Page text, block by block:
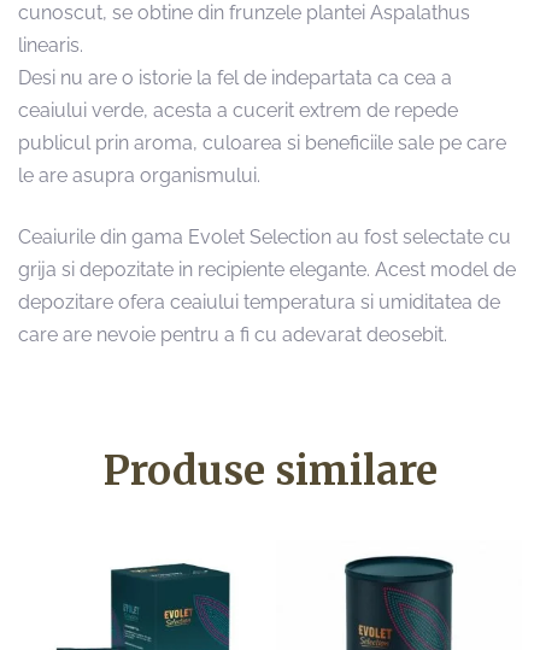
cunoscut, se obtine din frunzele plantei Aspalathus
linearis.
Desi nu are o istorie la fel de indepartata ca cea a
ceaiului verde, acesta a cucerit extrem de repede
publicul prin aroma, culoarea si beneficiile sale pe care
le are asupra organismului.
Ceaiurile din gama Evolet Selection au fost selectate cu
grija si depozitate in recipiente elegante. Acest model de
depozitare ofera ceaiului temperatura si umiditatea de
care are nevoie pentru a fi cu adevarat deosebit.
Produse similare